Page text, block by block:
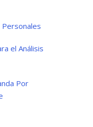
el Análisis
Por